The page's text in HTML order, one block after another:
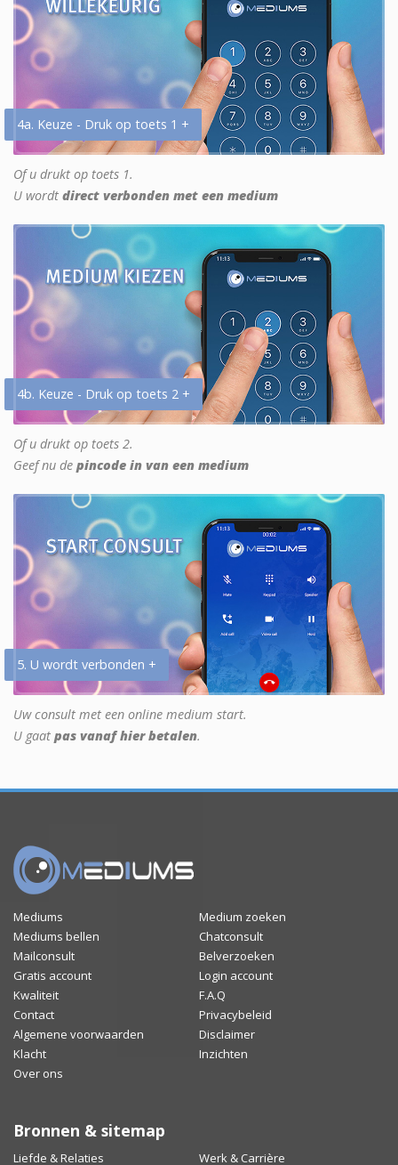
4a. Keuze - Druk op toets 1 +
Of u drukt op toets 1.
U wordt direct verbonden met een medium
4b. Keuze - Druk op toets 2 +
Of u drukt op toets 2.
Geef nu de pincode in van een medium
5. U wordt verbonden +
Uw consult met een online medium start.
U gaat pas vanaf hier betalen.
Mediums
Medium zoeken
Mediums bellen
Chatconsult
Mailconsult
Belverzoeken
Gratis account
Login account
Kwaliteit
F.A.Q
Contact
Privacybeleid
Algemene voorwaarden
Disclaimer
Klacht
Inzichten
Over ons
Bronnen & sitemap
Liefde & Relaties Werk & Carrière